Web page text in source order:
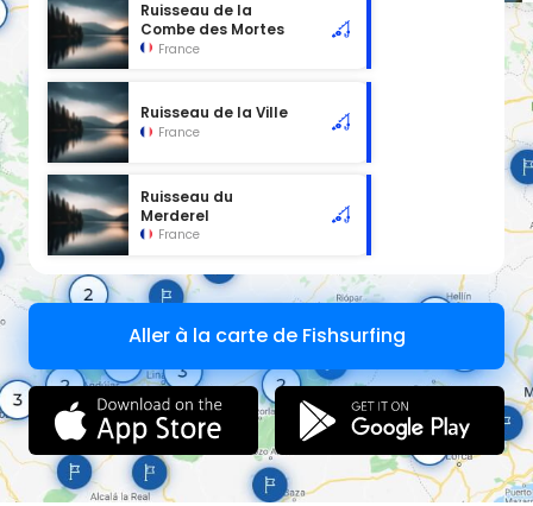
Ruisseau de la
Combe des Mortes
France
Ruisseau de la Ville
France
Ruisseau du
Merderel
France
Aller à la carte de Fishsurfing